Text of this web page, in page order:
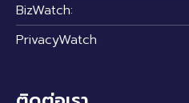
BizWatch:
PrivacyWatch